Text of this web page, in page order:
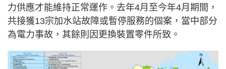
力供應才能維持正常運作。去年4月至今年4月期間，
共接獲13宗加水站故障或暫停服務的個案，當中部分
為電力事故，其餘則因更換裝置零件所致。